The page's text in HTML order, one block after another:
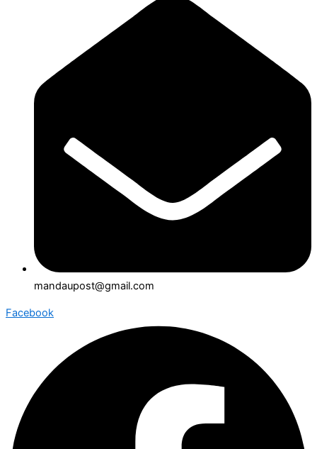
mandaupost@gmail.com
Facebook